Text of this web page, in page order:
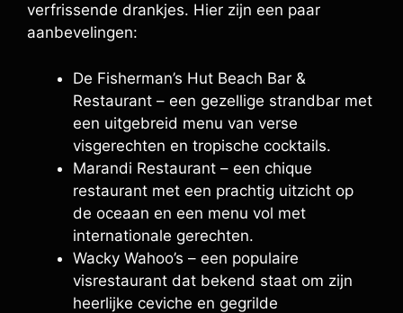
verfrissende drankjes. Hier zijn een paar
aanbevelingen:
De Fisherman’s Hut Beach Bar &
Restaurant – een gezellige strandbar met
een uitgebreid menu van verse
visgerechten en tropische cocktails.
Marandi Restaurant – een chique
restaurant met een prachtig uitzicht op
de oceaan en een menu vol met
internationale gerechten.
Wacky Wahoo’s – een populaire
visrestaurant dat bekend staat om zijn
heerlijke ceviche en gegrilde